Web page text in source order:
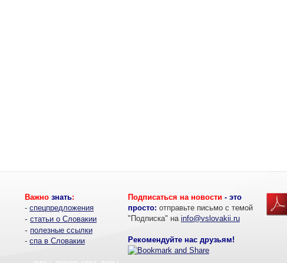
Важно знать:
- спецпредложения
- статьи о Словакии
- полезные ссылки
- спа в Словакии
Подписаться на новости - это
просто: отправьте письмо с темой
"Подписка" на info@vslovakii.ru
Рекомендуйте нас друзьям!